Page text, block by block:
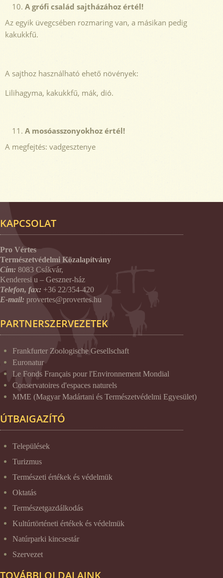
A grófi család sajtházához értél!
Az egyik üvegcsében rozmaring van, a másikan pedig
kakukkfű.
A sajthoz használható ehető növények:
Lilihagyma, kakukkfű, mák, dió.
A mosóasszonyokhoz értél!
A megfejtés: vadgesztenye
KAPCSOLAT
Pro Vértes
Természetvédelmi Közalapítvány
Cím: 8083 Csákvár,
Kenderesi u – Geszner-ház
Telefon, fax: +36 22/354-420
E-mail: provertes@provertes.hu
PARTNERSZERVEZETEK
Frankfurter Zoologische Gesellschaft
Euronatur
Le Fonds Français pour l'Environnement Mondial
Conservatoires d'espaces naturels
MME (Magyar Madártani és Természetvédelmi Egyesület)
ÚTBAIGAZÍTÓ
Települések
Turizmus
Természeti értékek és védelmük
Oktatás
Természetgazdálkodás
Kultúrtörténeti értékek és védelmük
Natúrparki kincsestár
Szervezet
TOVÁBBI OLDALAINK